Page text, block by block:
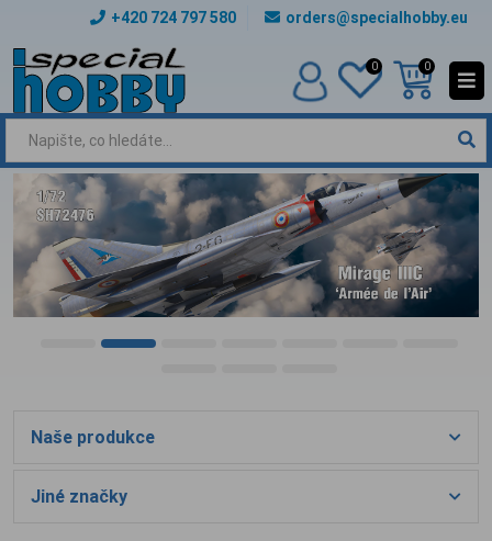
orders@specialhobby.eu
+420 724 797 580
0 0
Naše produkce
Jiné značky